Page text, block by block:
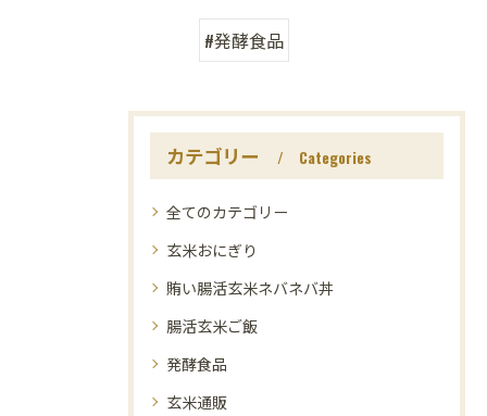
#発酵食品
カテゴリー Categories
全てのカテゴリー
玄米おにぎり
賄い腸活玄米ネバネバ丼
腸活玄米ご飯
発酵食品
玄米通販